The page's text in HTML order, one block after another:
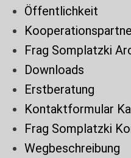
Öffentlichkeit
Frag Somplatzki
Downloads
Erstberatung
Kontaktformular
Frag Somplatzki
Wegbeschreibung